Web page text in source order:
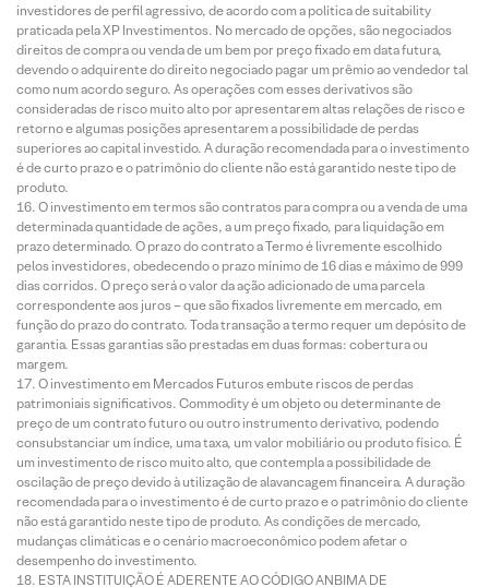
investidores de perfil agressivo, de acordo com a política de suitability
praticada pela XP Investimentos. No mercado de opções, são negociados
direitos de compra ou venda de um bem por preço fixado em data futura,
devendo o adquirente do direito negociado pagar um prêmio ao vendedor tal
como num acordo seguro. As operações com esses derivativos são
consideradas de risco muito alto por apresentarem altas relações de risco e
retorno e algumas posições apresentarem a possibilidade de perdas
superiores ao capital investido. A duração recomendada para o investimento
é de curto prazo e o patrimônio do cliente não está garantido neste tipo de
produto.
O investimento em termos são contratos para compra ou a venda de uma
determinada quantidade de ações, a um preço fixado, para liquidação em
prazo determinado. O prazo do contrato a Termo é livremente escolhido
pelos investidores, obedecendo o prazo mínimo de 16 dias e máximo de 999
dias corridos. O preço será o valor da ação adicionado de uma parcela
correspondente aos juros – que são fixados livremente em mercado, em
função do prazo do contrato. Toda transação a termo requer um depósito de
garantia. Essas garantias são prestadas em duas formas: cobertura ou
margem.
O investimento em Mercados Futuros embute riscos de perdas
patrimoniais significativos. Commodity é um objeto ou determinante de
preço de um contrato futuro ou outro instrumento derivativo, podendo
consubstanciar um índice, uma taxa, um valor mobiliário ou produto físico. É
um investimento de risco muito alto, que contempla a possibilidade de
oscilação de preço devido à utilização de alavancagem financeira. A duração
recomendada para o investimento é de curto prazo e o patrimônio do cliente
não está garantido neste tipo de produto. As condições de mercado,
mudanças climáticas e o cenário macroeconômico podem afetar o
desempenho do investimento.
ESTA INSTITUIÇÃO É ADERENTE AO CÓDIGO ANBIMA DE